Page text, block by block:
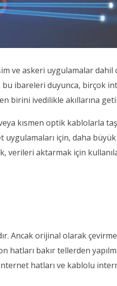
ve askeri uygulamalar dahil
bu ibareleri duyunca, birçok
birini ivedilikle akıllarına
kısmen optik kablolarla
uygulamaları için, daha büyük
verileri aktarmak için
Ancak orijinal olarak
bakır tellerden
hatları ve kablolu